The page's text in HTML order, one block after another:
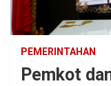
PEMERINTAHAN
Pemkot